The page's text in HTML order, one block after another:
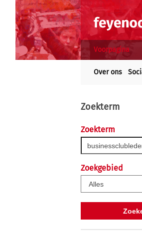
Voorpagina
Over ons
Zoekterm
Zoekterm
Zoekgebied